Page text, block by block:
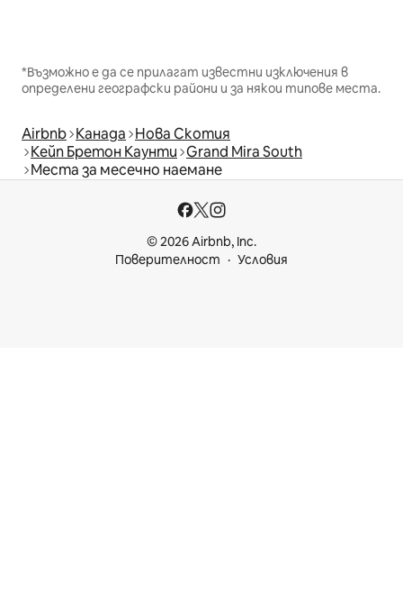
*Възможно е да се прилагат известни изключения в
определени географски райони и за някои типове места.
Airbnb Канада Нова Скотия
Кейп Бретон Каунти Grand Mira South
Места за месечно наемане
© 2026 Airbnb, Inc.
Поверителност
Условия